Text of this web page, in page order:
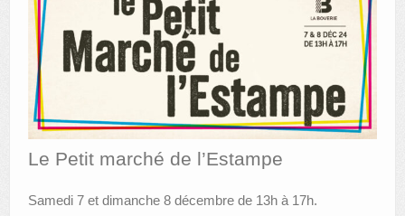
MUSÉE DU LUMINAIRE
FONDS PATRIMONIAUX
AUTRES LIEUX
ANIMATIONS DES MUSÉES
LES APPELS À PROJETS
Le Petit marché de l’Estampe
Samedi 7 et dimanche 8 décembre de 13h à 17h.